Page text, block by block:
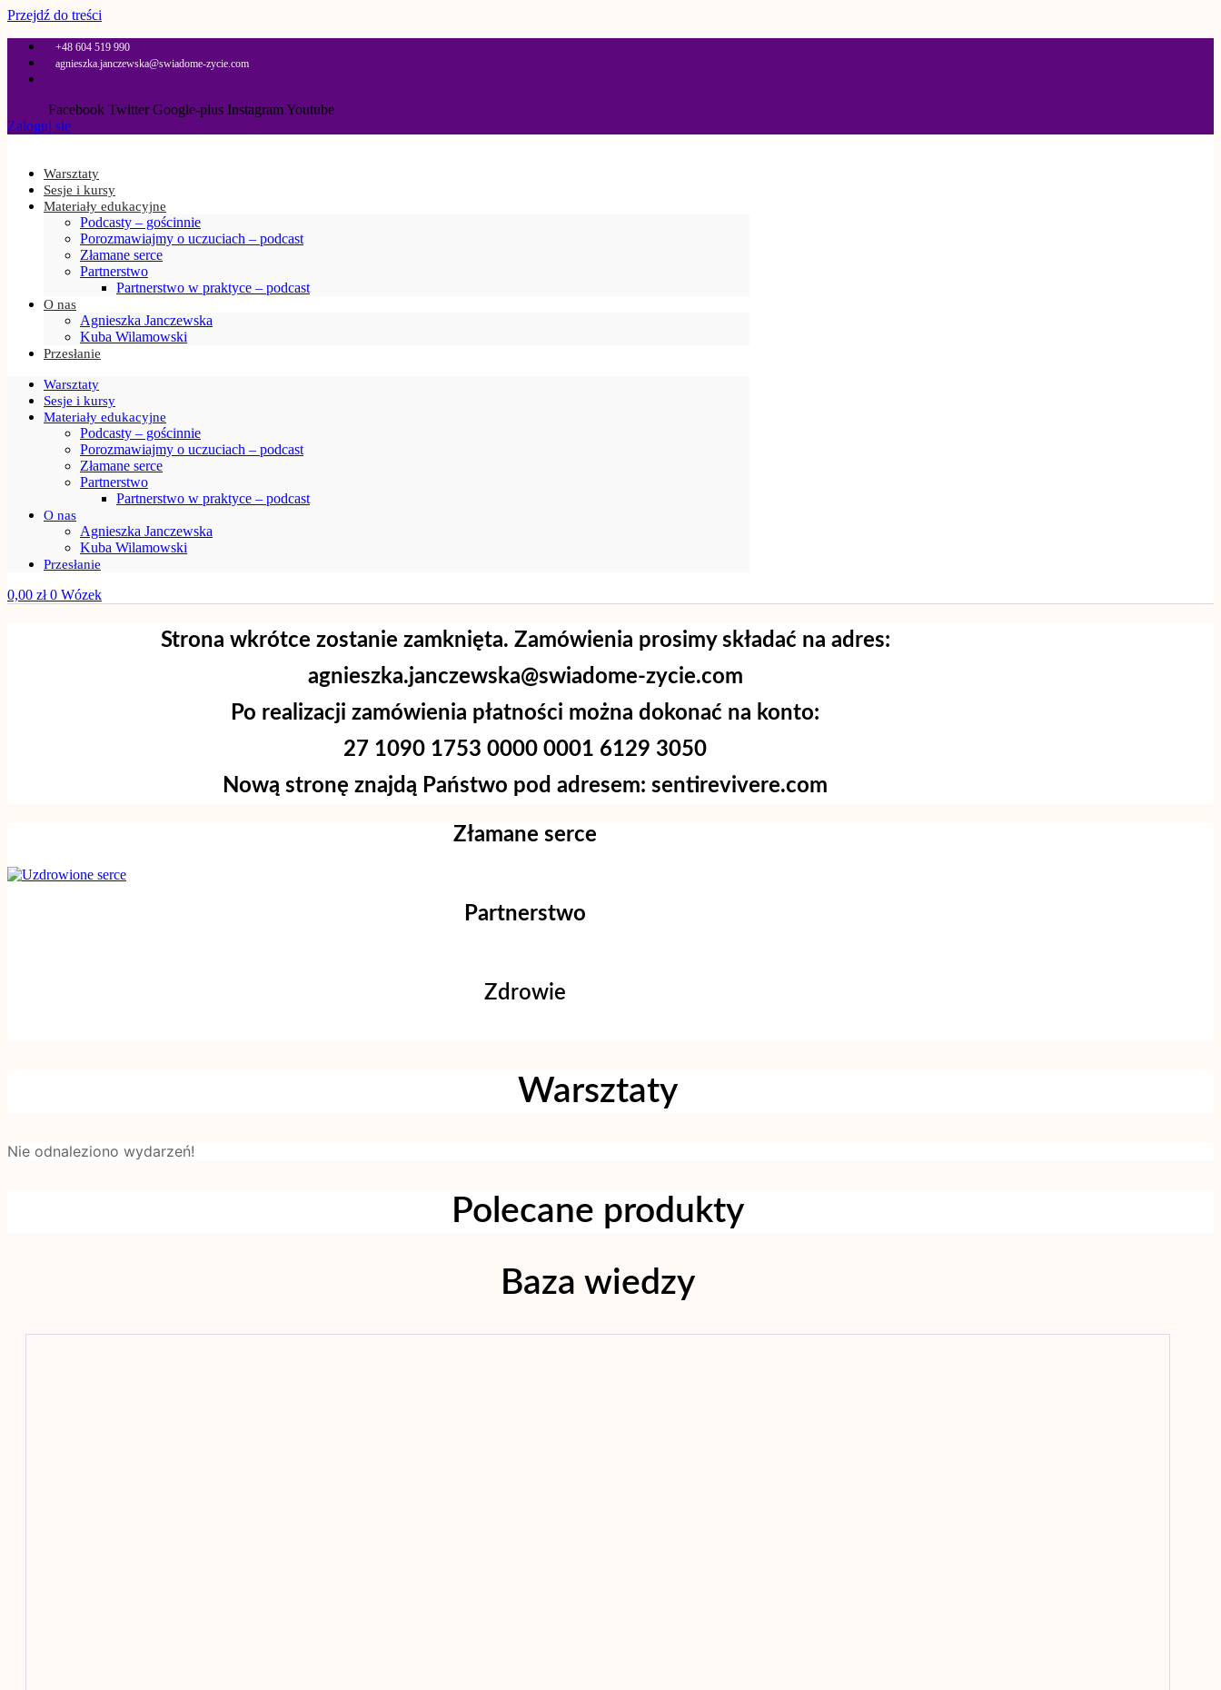
Przejdź do treści
+48 604 519 990
agnieszka.janczewska@swiadome-zycie.com
Facebook Twitter Google-plus InstagramYoutube
Zaloguj się
Warsztaty
Sesje i kursy
Materiały edukacyjne
Podcasty – gościnnie
Porozmawiajmy o uczuciach – podcast
Złamane serce
Partnerstwo
Partnerstwo w praktyce – podcast
O nas
Agnieszka Janczewska
Kuba Wilamowski
Przesłanie
Warsztaty
Sesje i kursy
Materiały edukacyjne
Podcasty – gościnnie
Porozmawiajmy o uczuciach – podcast
Złamane serce
Partnerstwo
Partnerstwo w praktyce – podcast
O nas
Agnieszka Janczewska
Kuba Wilamowski
Przesłanie
0,00 zł 0 Wózek
Strona wkrótce zostanie zamknięta. Zamówienia prosimy składać na adres:
agnieszka.janczewska@swiadome-zycie.com
Po realizacji zamówienia płatności można dokonać na konto:
27 1090 1753 0000 0001 6129 3050
Nową stronę znajdą Państwo pod adresem: sentirevivere.com
Złamane serce
Partnerstwo
Zdrowie
Warsztaty
Nie odnaleziono wydarzeń!
Polecane produkty
Baza wiedzy